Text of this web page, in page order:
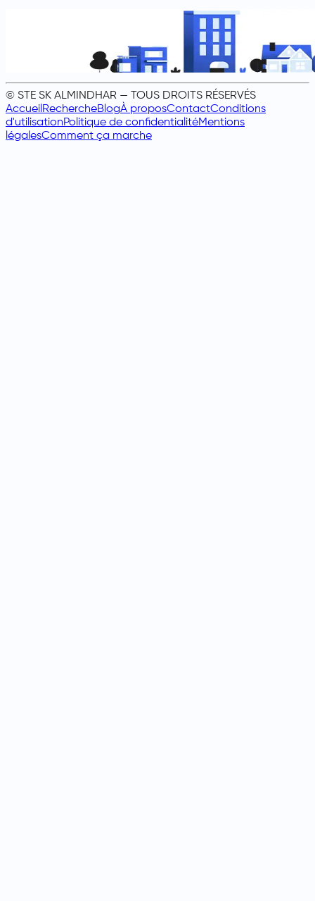
© STE SK ALMINDHAR — TOUS DROITS RÉSERVÉS
AccueilRechercheBlogÀ proposContactConditions
d'utilisationPolitique de confidentialitéMentions
légalesComment ça marche